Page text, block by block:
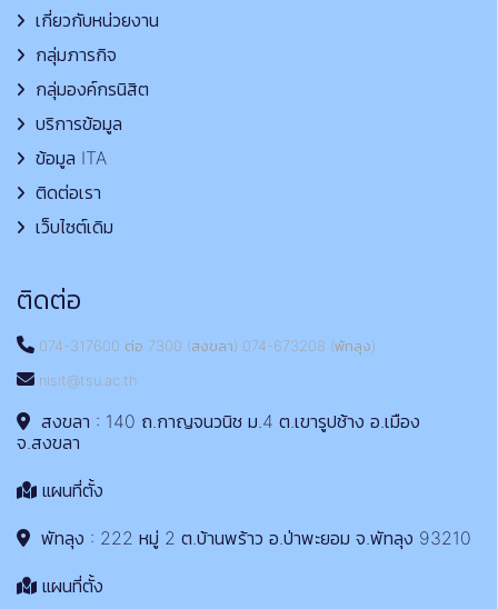
เกี่ยวกับหน่วยงาน
กลุ่มภารกิจ
กลุ่มองค์กรนิสิต
บริการข้อมูล
ข้อมูล ITA
ติดต่อเรา
เว็บไซต์เดิม
ติดต่อ
074-317600 ต่อ 7300 (สงขลา) 074-673208 (พัทลุง)
nisit@tsu.ac.th
สงขลา : 140 ถ.กาญจนวนิช ม.4 ต.เขารูปช้าง อ.เมือง
จ.สงขลา
แผนที่ตั้ง
พัทลุง : 222 หมู่ 2 ต.บ้านพร้าว อ.ป่าพะยอม จ.พัทลุง 93210
แผนที่ตั้ง